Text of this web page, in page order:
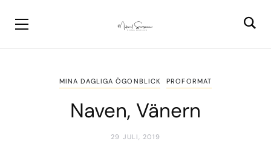
MINA DAGLIGA ÖGONBLICK PROFORMAT
Naven, Vänern
29 JULI, 2019